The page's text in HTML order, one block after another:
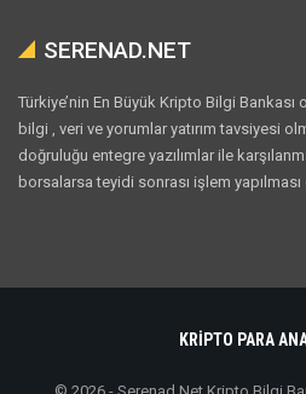
SERENAD.NET
Türkiye’nin En Büyük Kripto Bilgi Bankası
bilgi , veri ve yorumlar yatırım tavsiyesi
doğruluğu entegre yazılımlar ile
borsalarsa teyidi sonrası işlem
KRİPTO PARA